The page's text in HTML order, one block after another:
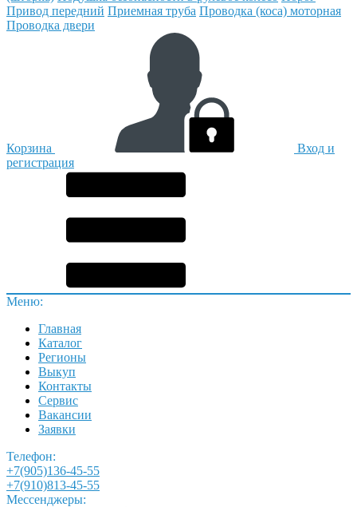
Привод передний Приемная труба Проводка (коса) моторная
Проводка двери
Корзина
Вход и
регистрация
Меню:
Главная
Каталог
Регионы
Выкуп
Контакты
Сервис
Вакансии
Заявки
Телефон:
+7(905)136-45-55
+7(910)813-45-55
Мессенджеры: